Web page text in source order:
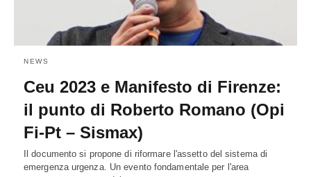
NEWS
Ceu 2023 e Manifesto di Firenze:
il punto di Roberto Romano (Opi
Fi-Pt – Sismax)
Il documento si propone di riformare l'assetto del sistema di
emergenza urgenza. Un evento fondamentale per l'area